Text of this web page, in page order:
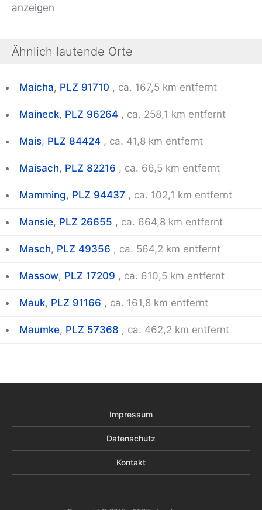
anzeigen
Ähnlich lautende Orte
Maicha, PLZ 91710 , ca. 167,5 km entfernt
Maineck, PLZ 96264 , ca. 258,1 km entfernt
Mais, PLZ 84424 , ca. 41,8 km entfernt
Maisach, PLZ 82216 , ca. 66,5 km entfernt
Mamming, PLZ 94437 , ca. 102,1 km entfernt
Mansie, PLZ 26655 , ca. 664,8 km entfernt
Masch, PLZ 49356 , ca. 564,2 km entfernt
Massow, PLZ 17209 , ca. 610,5 km entfernt
Mauk, PLZ 91166 , ca. 161,8 km entfernt
Maumke, PLZ 57368 , ca. 462,2 km entfernt
Impressum
Datenschutz
Kontakt